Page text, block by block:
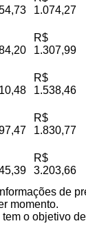
1.074,27
R$
1.307,99
R$
1.538,46
R$
1.830,77
R$
3.203,66
de
momento.
tem o objetivo